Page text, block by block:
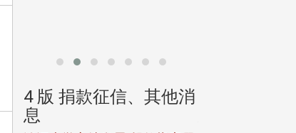
4 版 捐款征信、其他消
息